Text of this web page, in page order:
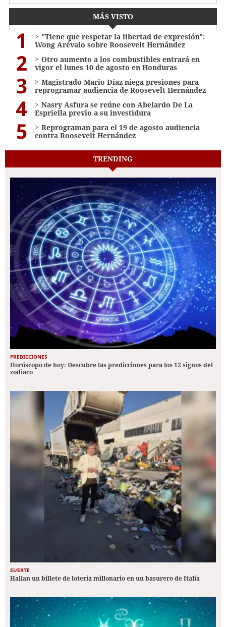
MÁS VISTO
1
"Tiene que respetar la libertad de expresión":
Wong Arévalo sobre Roosevelt Hernández
2
Otro aumento a los combustibles entrará en
vigor el lunes 10 de agosto en Honduras
3
Magistrado Mario Díaz niega presiones para
reprogramar audiencia de Roosevelt Hernández
4
Nasry Asfura se reúne con Abelardo De La
Espriella previo a su investidura
5
Reprograman para el 19 de agosto audiencia
contra Roosevelt Hernández
TRENDING
PREDICCIONES
Horóscopo de hoy: Descubre las predicciones para los 12 signos del
zodiaco
SUERTE
Hallan un billete de lotería millonario en un basurero de Italia